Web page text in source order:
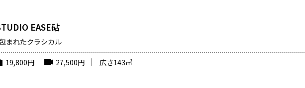
メイクルーム
EASE砧
まれたクラシカル
19,800円 27,500円 広さ143㎡